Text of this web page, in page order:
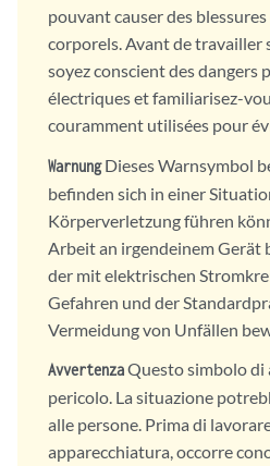
pouvant causer des
corporels. Avant de travailler
soyez conscient des dangers
électriques et familiarisez-
couramment utilisées pour
WarnungDieses Warnsymbol
befinden sich in einer
Körperverletzung führen
Arbeit an irgendeinem Gerät
der mit elektrischen
Gefahren und der
Vermeidung von Unfällen
AvvertenzaQuesto simbolo di
pericolo. La situazione
alle persone. Prima di
apparecchiatura, occorre